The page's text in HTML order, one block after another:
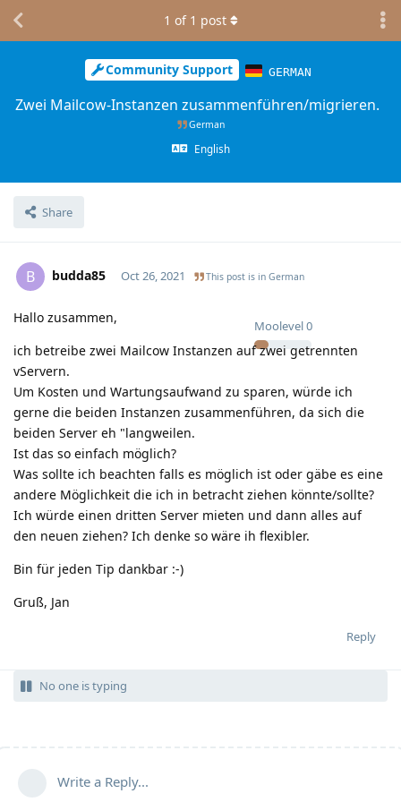
Community Support GERMAN
Zwei Mailcow-Instanzen zusammenführen/migrieren.
German
English
Share
1 of 1 post
B budda85
Moolevel0
Oct 26, 2021 This post is in German
Hallo zusammen,
ich betreibe zwei Mailcow Instanzen auf zwei getrennten
vServern.
Um Kosten und Wartungsaufwand zu sparen, würde ich
gerne die beiden Instanzen zusammenführen, da sich die
beiden Server eh "langweilen.
Ist das so einfach möglich?
Was sollte ich beachten falls es möglich ist oder gäbe es eine
andere Möglichkeit die ich in betracht ziehen könnte/sollte?
Ich würde einen dritten Server mieten und dann alles auf
den neuen ziehen? Ich denke so wäre ih flexibler.
Bin für jeden Tip dankbar :-)
Gruß, Jan
Reply
No one is typing
Write a Reply...